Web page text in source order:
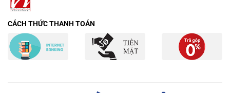
CÁCH THỨC THANH TOÁN